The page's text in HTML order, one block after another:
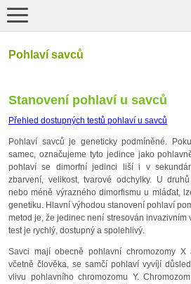
Pohlaví savců
Stanovení pohlaví u savců
Přehled dostupných testů pohlaví u savců
Pohlaví savců je geneticky podmíněné.
samec, označujeme tyto jedince jako
pohlaví se dimorfní jedinci liší i v
zbarvení, velikost, tvarové odchylky. U
nebo méně výrazného dimorfismu u mláďat,
genetiku. Hlavní výhodou stanovení pohlaví
metod je, že jedinec není stresován invazivním
test je rychlý, dostupný a spolehlivý.
Savci mají obecně pohlavní chromozomy
včetně člověka, se samčí pohlaví vyvíjí
vlivu pohlavního chromozomu Y.